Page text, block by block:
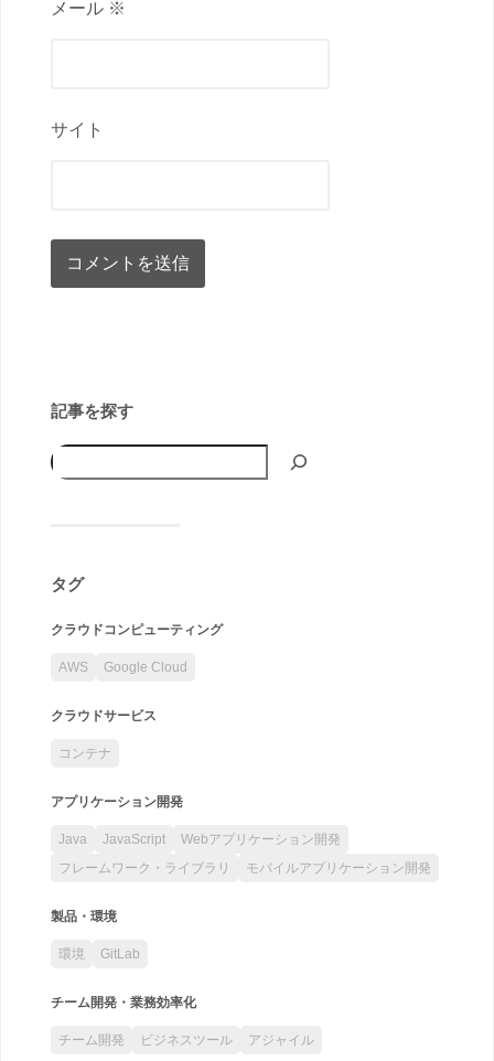
メール ※
サイト
記事を探す
タグ
クラウドコンピューティング
AWS Google Cloud
クラウドサービス
コンテナ
アプリケーション開発
Java JavaScript
Webアプリケーション開発
フレームワーク・ライブラリ
モバイルアプリケーション開発
製品・環境
環境 GitLab
チーム開発・業務効率化
チーム開発 ビジネスツール アジャイル